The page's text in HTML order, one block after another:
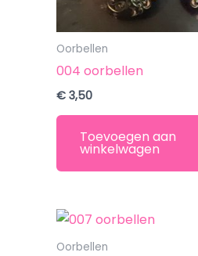
Oorbellen
004 oorbellen
€ 3,50
Toevoegen aan
winkelwagen
Oorbellen